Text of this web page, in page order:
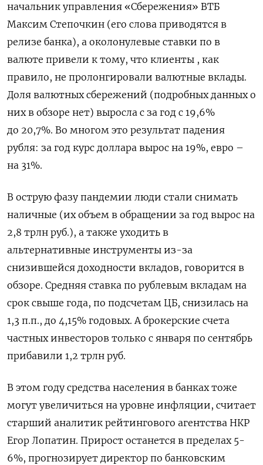
начальник управления «Сбережения» ВТБ
Максим Степочкин (его слова приводятся в
релизе банка), а околонулевые ставки по в
валюте привели к тому, что клиенты , как
правило, не пролонгировали валютные вклады.
Доля валютных сбережений (подробных данных о
них в обзоре нет) выросла с за год с 19,6%
до 20,7%. Во многом это результат падения
рубля: за год курс доллара вырос на 19%, евро –
на 31%.
В острую фазу пандемии люди стали снимать
наличные (их объем в обращении за год вырос на
2,8 трлн руб.), а также уходить в
альтернативные инструменты из-за
снизившейся доходности вкладов, говорится в
обзоре. Средняя ставка по рублевым вкладам на
срок свыше года, по подсчетам ЦБ, снизилась на
1,3 п.п., до 4,15% годовых. А брокерские счета
частных инвесторов только с января по сентябрь
прибавили 1,2 трлн руб.
В этом году средства населения в банках тоже
могут увеличиться на уровне инфляции, считает
старший аналитик рейтингового агентства НКР
Егор Лопатин. Прирост останется в пределах 5-
6%, прогнозирует директор по банковским